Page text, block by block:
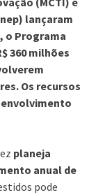
lançaram
o Programa
360 milhões
Os recursos
planeja
anual de
pode